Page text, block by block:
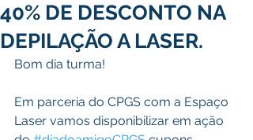
40% DE DESCONTO NA
DEPILAÇÃO A LASER.
Bom dia turma!
Em parceria do CPGS com a Espaço
Laser vamos disponibilizar em ação